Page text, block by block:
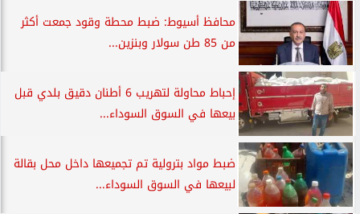
محافظ أسيوط: ضبط محطة وقود جمعت أكثر
من 85 طن سولار وبنزين...
إحباط محاولة لتهريب 6 أطنان دقيق بلدي قبل
بيعها في السوق السوداء...
ضبط مواد بترولية تم تجميعها داخل محل بقالة
لبيعها في السوق السوداء...